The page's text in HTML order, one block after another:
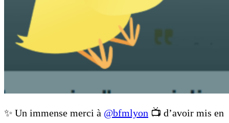
✨ Un immense merci à @bfmlyon 📺 d’avoir mis en